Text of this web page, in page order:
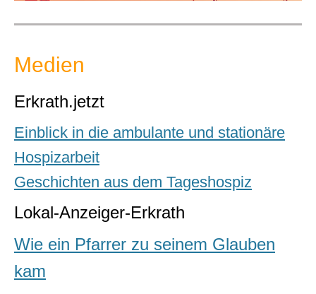
Medien
Erkrath.jetzt
Einblick in die ambulante und stationäre
Hospizarbeit
Geschichten aus dem Tageshospiz
Lokal-Anzeiger-Erkrath
Wie ein Pfarrer zu seinem Glauben
kam